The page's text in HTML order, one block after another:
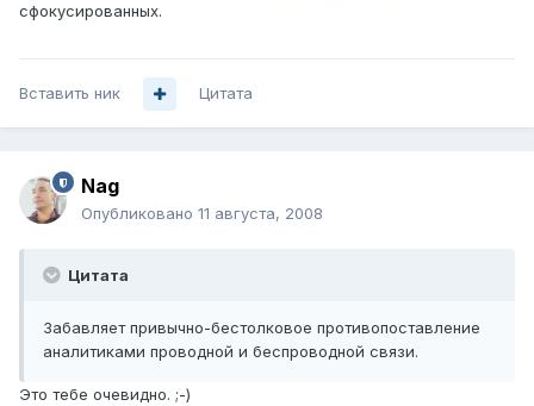
сфокусированных.
Вставить ник Цитата
Nag
Опубликовано 11 августа, 2008
Цитата
Забавляет привычно-бестолковое противопоставление
аналитиками проводной и беспроводной связи.
Это тебе очевидно. ;-)